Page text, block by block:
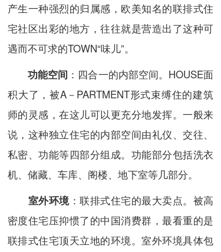
产生一种强烈的归属感 ，欧美知名的联排式住
宅社区出彩的地方，往往就是营造出了这种可
遇而不可求的TOWN“味儿”。
功能空间 ：四合一的内部空间。HOUSE面
积大了，被A－PARTMENT形式束缚住的建筑
师的灵感，在这儿可以更充分地发挥。一般来
说，这种独立住宅的内部空间由礼仪、交往、
私密、功能等四部分组成。功能部分包括洗衣
机、储藏、车库、 阁楼、 地下室等几部分。
室外环境：联排式住宅的最大卖点。被高
密度住宅压抑惯了的中国消费群，最看重的是
联排式住宅顶天立地的环境。室外环境具体包